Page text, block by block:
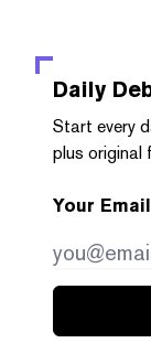
Daily
Start every
plus original
Your Email